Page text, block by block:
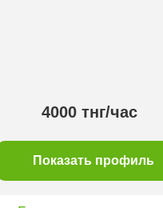
4000 тнг/час
Показать профиль